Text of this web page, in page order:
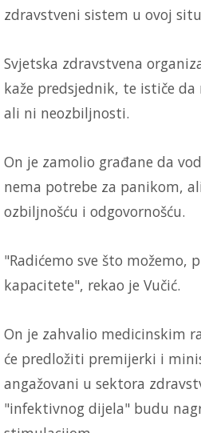
zdravstveni sistem u ovoj
Svjetska zdravstvena
kaže predsjednik, te ističe
ali ni neozbiljnosti.
On je zamolio građane da
nema potrebe za panikom,
ozbiljnošću i odgovornošću.
"Radićemo sve što možemo,
kapacitete", rekao je Vučić.
On je zahvalio medicinskim
će predložiti premijerki i
angažovani u sektora
"infektivnog dijela" budu